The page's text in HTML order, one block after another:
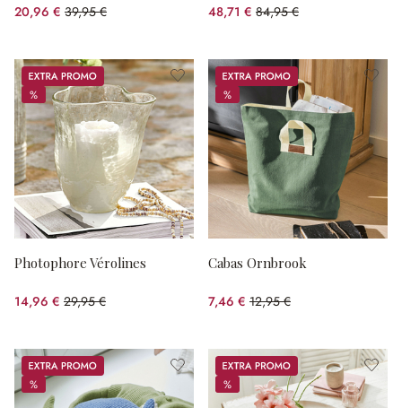
20,96 € 39,95 €
(47.53%spared) 48,71 € 84,95 €
(42.66%spared)
Promos
%
%
Photophore Vérolines
14,96 € 29,95 €
(50.05%spared)
Promos
%
%
Cabas Ornbrook
7,46 € 12,95 €
(42.39%spared)
Promos
%
%
Promos
%
%